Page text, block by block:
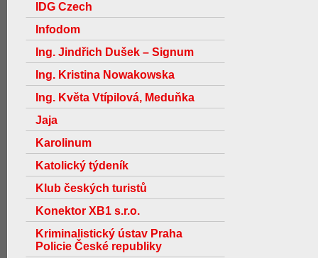
IDG Czech
Infodom
Ing. Jindřich Dušek – Signum
Ing. Kristina Nowakowska
Ing. Květa Vtípilová, Meduňka
Jaja
Karolinum
Katolický týdeník
Klub českých turistů
Konektor XB1 s.r.o.
Kriminalistický ústav Praha
Policie České republiky